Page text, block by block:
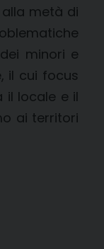
metà di
minori e
il cui focus
il locale e il
ai territori